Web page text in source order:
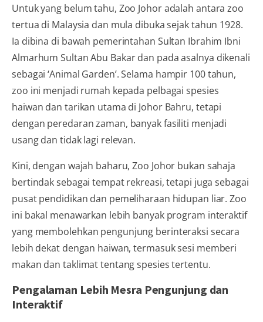
Untuk yang belum tahu, Zoo Johor adalah antara zoo
tertua di Malaysia dan mula dibuka sejak tahun 1928.
Ia dibina di bawah pemerintahan Sultan Ibrahim Ibni
Almarhum Sultan Abu Bakar dan pada asalnya dikenali
sebagai ‘Animal Garden’. Selama hampir 100 tahun,
zoo ini menjadi rumah kepada pelbagai spesies
haiwan dan tarikan utama di Johor Bahru, tetapi
dengan peredaran zaman, banyak fasiliti menjadi
usang dan tidak lagi relevan.
Kini, dengan wajah baharu, Zoo Johor bukan sahaja
bertindak sebagai tempat rekreasi, tetapi juga sebagai
pusat pendidikan dan pemeliharaan hidupan liar. Zoo
ini bakal menawarkan lebih banyak program interaktif
yang membolehkan pengunjung berinteraksi secara
lebih dekat dengan haiwan, termasuk sesi memberi
makan dan taklimat tentang spesies tertentu.
Pengalaman Lebih Mesra Pengunjung dan
Interaktif